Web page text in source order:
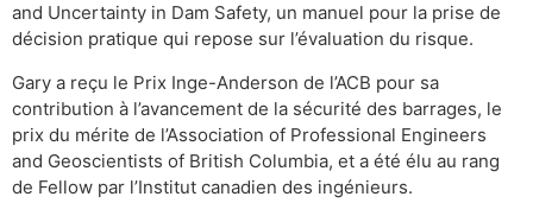
and Uncertainty in Dam Safety, un manuel pour la prise de
décision pratique qui repose sur l’évaluation du risque.
Gary a reçu le Prix Inge-Anderson de l’ACB pour sa
contribution à l’avancement de la sécurité des barrages, le
prix du mérite de l’Association of Professional Engineers
and Geoscientists of British Columbia, et a été élu au rang
de Fellow par l’Institut canadien des ingénieurs.